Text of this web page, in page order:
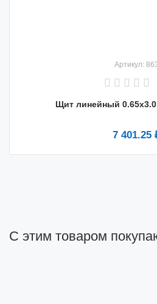
Артикул:
Щит линейный 0.65х3.0
7 401.25
С этим товаром